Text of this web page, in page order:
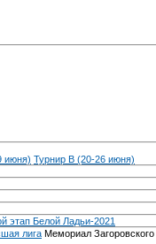
июня) Турнир B (20-26 июня)
этап Белой Ладьи-2021
лига Мемориал Загоровского